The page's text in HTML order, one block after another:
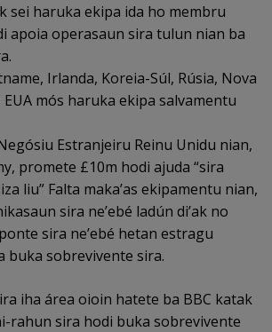
sei haruka ekipa ida ho membru
apoia operasaun sira tulun nian ba
Irlanda, Koreia-Súl, Rúsia, Nova
mós haruka ekipa salvamentu
Estranjeiru Reinu Unidu nian,
promete £10m hodi ajuda “sira
liu” Falta maka’as ekipamentu nian,
sira ne’ebé ladún di’ak no
sira ne’ebé hetan estragu
buka sobrevivente sira.
iha área oioin hatete ba BBC katak
rahun sira hodi buka sobrevivente